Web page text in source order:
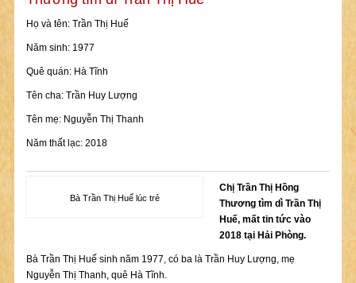
Họ và tên: Trần Thị Huế
Năm sinh: 1977
Quê quán: Hà Tĩnh
Tên cha: Trần Huy Lượng
Tên mẹ: Nguyễn Thị Thanh
Năm thất lạc: 2018
Bà Trần Thị Huế lúc trẻ
Chị Trần Thị Hồng
Thương tìm dì Trần Thị
Huế, mất tin tức vào
2018 tại Hải Phòng.
Bà Trần Thị Huế sinh năm 1977, có ba là Trần Huy Lượng, mẹ
Nguyễn Thị Thanh, quê Hà Tĩnh.